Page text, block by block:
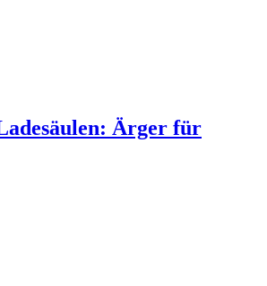
Ärger für